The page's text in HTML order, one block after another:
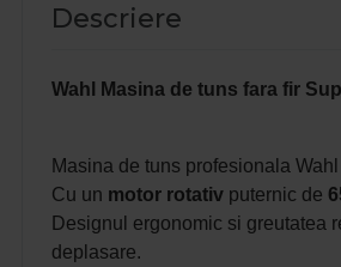
Descriere
Wahl Masina de tuns fara fir
Masina de tuns profesionala
Cu un motor rotativ puternic de
Designul ergonomic si greutatea
deplasare.